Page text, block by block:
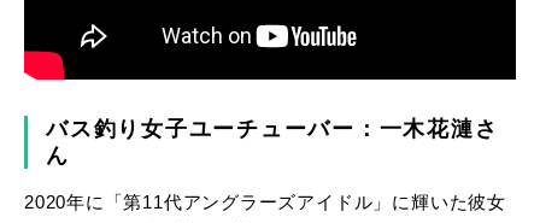
バス釣り女子ユーチューバー：一木花漣さ
ん
2020年に「第11代アングラーズアイドル」に輝いた彼女